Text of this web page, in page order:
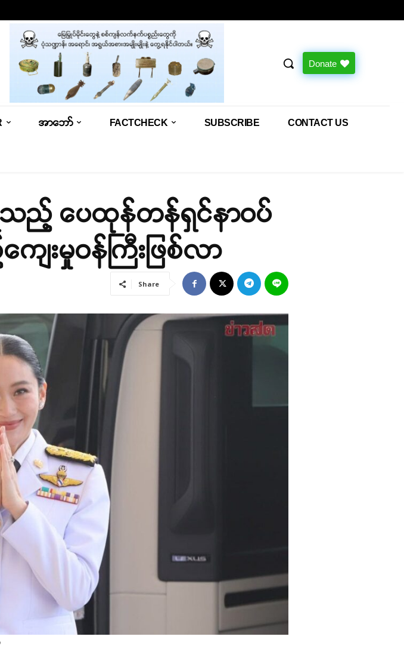
Donate
အာဘော် FACTCHECK SUBSCRIBE CONTACT US
ရသည့် ပေထုန်တန်ရှင်နာဝပ်
းမှုဝန်ကြီးဖြစ်လာ
Share